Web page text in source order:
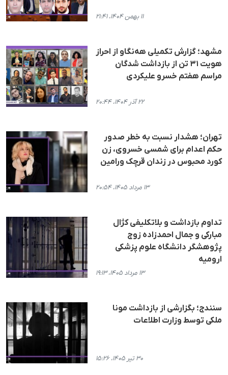
۱۱ بهمن ۱۴۰۴، ۲۱:۴۱
مشهد؛ گزارش تکمیلی هه‌نگاو از احراز
هویت ۳۱ تن از بازداشت شدگان
مراسم هفتم خسرو علیکردی
۲۲ آذر ۱۴۰۴، ۲۰:۴۴
تهران؛ هشدار نسبت به خطر صدور
حکم اعدام برای شمسی خسروی، زن
کورد محبوس در زندان قرچک ورامین
۱۳ مرداد ۱۴۰۵، ۲۰:۵۴
تداوم بازداشت و بلاتکلیفی کژال
مبارکی و جمال احمدزاده زوج
پژوهشگر دانشگاه علوم پزشکی
ارومیه
۱۳ مرداد ۱۴۰۵، ۱۹:۱۳
سنندج؛ بگزارشی از بازداشت مونا
ملکی توسط وزارت اطلاعات
۳۰ تیر ۱۴۰۵، ۱۵:۲۶